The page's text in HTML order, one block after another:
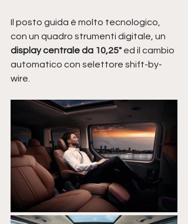
Il posto guida è molto tecnologico,
con un quadro strumenti digitale, un
display centrale da 10,25" ed il cambio
automatico con selettore shift-by-
wire.